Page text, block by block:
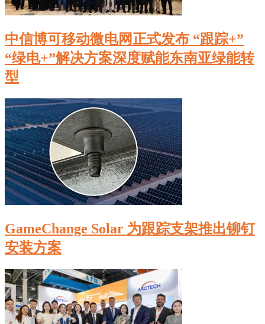
中信博可移动微电网正式发布 “跟踪+”
“绿电+”解决方案深度赋能东南亚绿能转
型
GameChange Solar 为跟踪支架推出铆钉
安装方案